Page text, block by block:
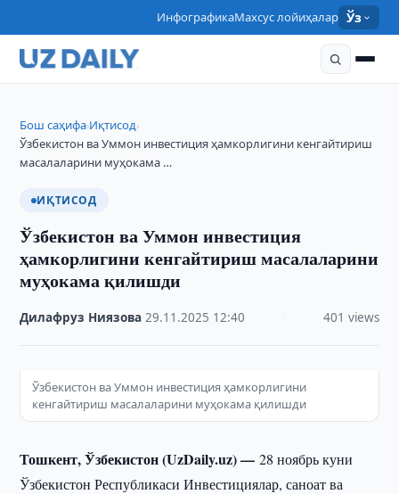
ИнфографикаМахсус лойиҳалар Ўз
Бош саҳифа›Иқтисод›
Ўзбекистон ва Уммон инвестиция ҳамкорлигини кенгайтириш
масалаларини муҳокама …
ИҚТИСОД
Ўзбекистон ва Уммон инвестиция
ҳамкорлигини кенгайтириш масалаларини
муҳокама қилишди
Дилафруз Ниязова ·29.11.2025 12:40 401 views
Ўзбекистон ва Уммон инвестиция ҳамкорлигини
кенгайтириш масалаларини муҳокама қилишди
Тошкент, Ўзбекистон (UzDaily.uz) —28 ноябрь куни
Ўзбекистон Республикаси Инвестициялар, саноат ва